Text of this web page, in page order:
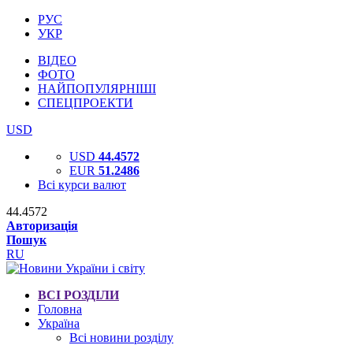
РУС
УКР
ВІДЕО
ФОТО
НАЙПОПУЛЯРНІШІ
СПЕЦПРОЕКТИ
USD
USD 44.4572
EUR 51.2486
Всі курси валют
44.4572
Авторизація
Пошук
RU
ВСІ РОЗДІЛИ
Головна
Україна
Всі новини розділу